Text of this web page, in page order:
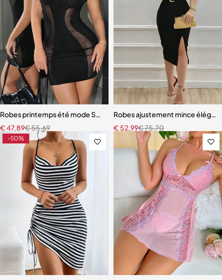
Robes printemps été mode Sexy translucide sans manches
€55,69
€47,89
Robes ajustement mince
€75,70
€ 52,99
-50%